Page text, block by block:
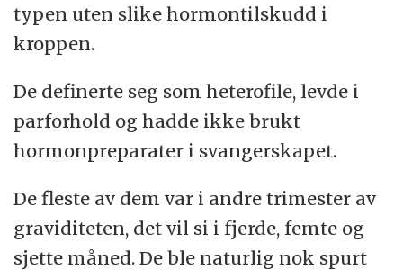
typen uten slike hormontilskudd i
kroppen.
De definerte seg som heterofile, levde i
parforhold og hadde ikke brukt
hormonpreparater i svangerskapet.
De fleste av dem var i andre trimester av
graviditeten, det vil si i fjerde, femte og
sjette måned. De ble naturlig nok spurt